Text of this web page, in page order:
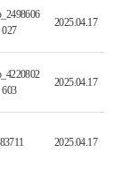
027
2025.04.17
603
2025.04.17
2025.04.17